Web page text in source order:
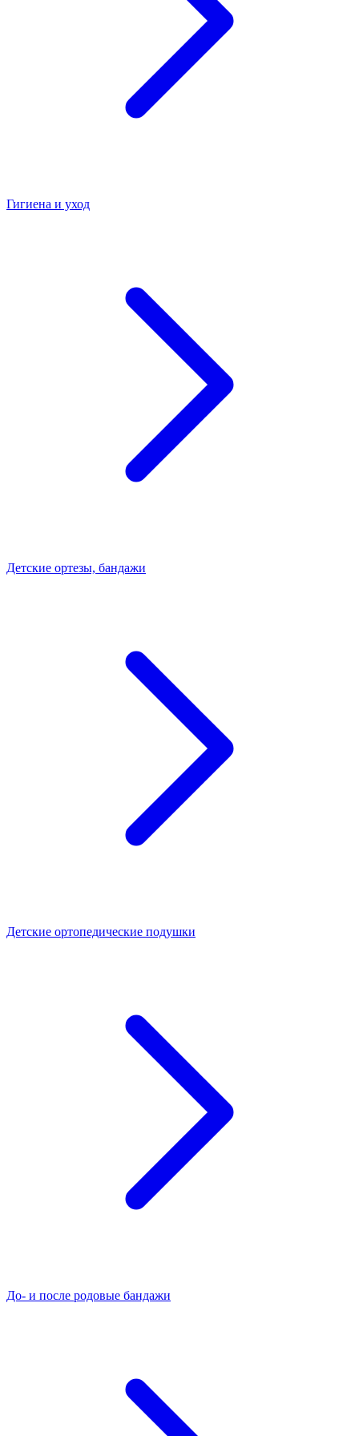
Гигиена и уход
Детские ортезы, бандажи
Детские ортопедические подушки
До- и после родовые бандажи